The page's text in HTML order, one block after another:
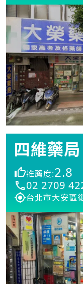
四維藥局
推薦度:2.8
02 2709
台北市大安區